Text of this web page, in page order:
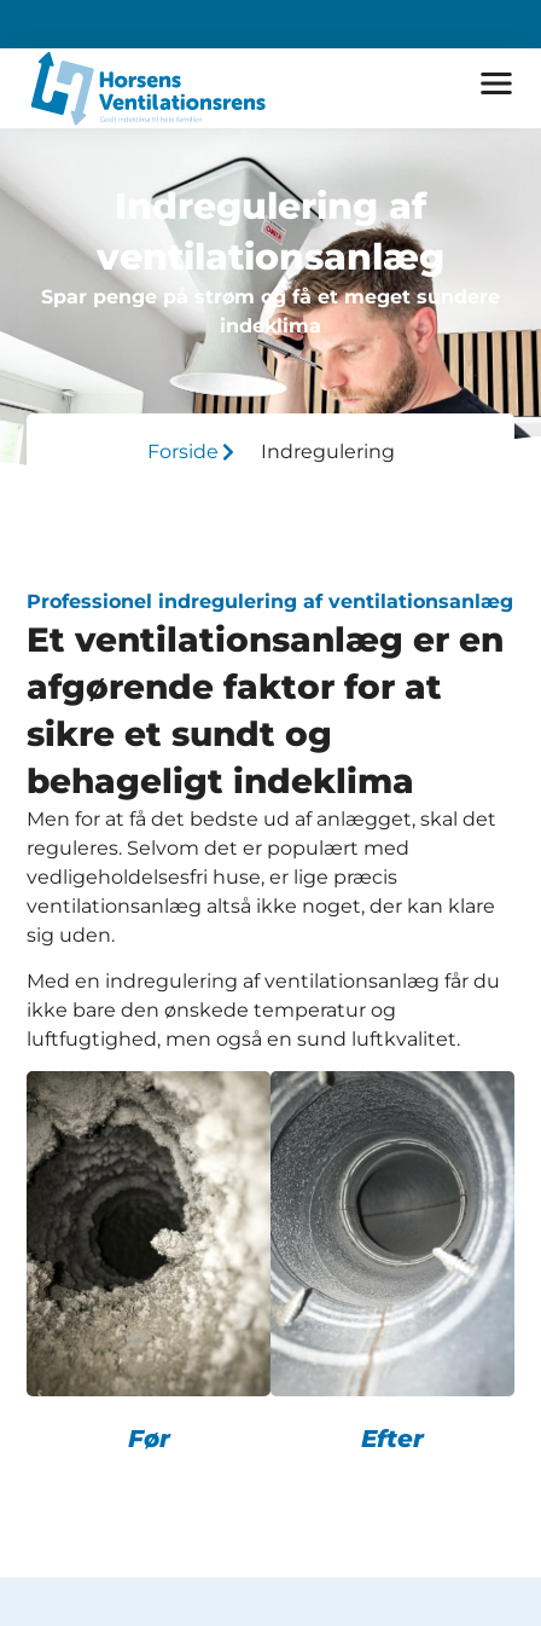
Indregulering af
ventilationsanlæg
Spar penge på strøm og få et meget sundere
indeklima
Forside Indregulering
Professionel indregulering af ventilationsanlæg
Et ventilationsanlæg er en
afgørende faktor for at
sikre et sundt og
behageligt indeklima
Men for at få det bedste ud af anlægget, skal det
reguleres. Selvom det er populært med
vedligeholdelsesfri huse, er lige præcis
ventilationsanlæg altså ikke noget, der kan klare
sig uden.
Med en indregulering af ventilationsanlæg får du
ikke bare den ønskede temperatur og
luftfugtighed, men også en sund luftkvalitet.
Før Efter